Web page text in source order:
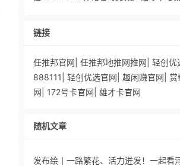
链接
任推邦官网 任推邦地推网推网 轻创优
888111
轻创优选官网 趣闲赚官网
赏
网
172号卡官网 雄才卡官网
随机文章
发布绘丨一路繁花、活力迸发！一起看